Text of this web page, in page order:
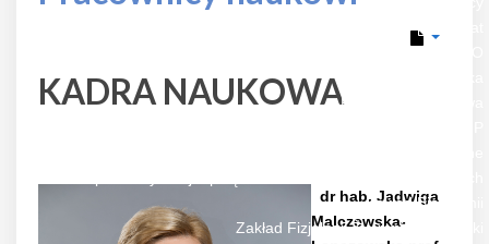
Platforma Zakupowa
Zakład Biochemii
Zakład Fizjologii Żywienia i Dietetyki
KADRA NAUKOWA
dr hab. Jadwiga
Malczewska-